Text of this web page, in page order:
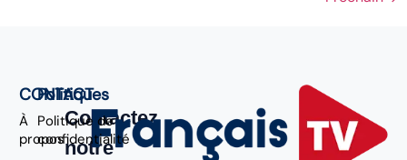
CONTACT
À
propos
Politiques
Politique de
confidentialité
Contactez
notre